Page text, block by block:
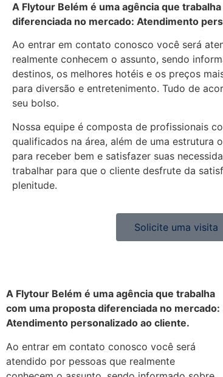
A Flytour Belém é uma agência que
diferenciada no mercado: Atendimento
Ao entrar em contato conosco você será
realmente conhecem o assunto, sendo
destinos, os melhores hotéis e os preços
para diversão e entretenimento. Tudo de
seu bolso.
Nossa equipe é composta de profissionais
qualificados na área, além de uma estrutura
para receber bem e satisfazer suas
trabalhar para que o cliente desfrute da
plenitude.
Solicite uma visita
A Flytour Belém é uma agência que trabalha
com uma proposta diferenciada no mercado:
Atendimento personalizado ao cliente.
Ao entrar em contato conosco você será
atendido por pessoas que realmente